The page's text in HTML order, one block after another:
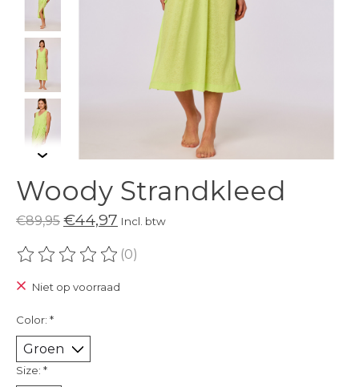
Woody Strandkleed
€89,95 €44,97 Incl. btw
De beoordeling van dit product is
(0)
Niet op voorraad
Color: *
Size: *